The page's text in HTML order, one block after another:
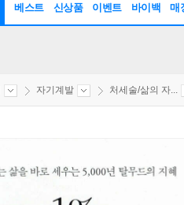
베스트 신상품 이벤트 바이백 매
자기계발 처세술/삶의 자...